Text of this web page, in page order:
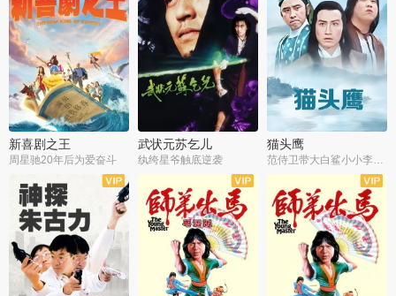
新喜剧之王
周星驰20年后为爱奋斗
武状元苏乞儿
纨绔星爷触底逆袭
猫头鹰